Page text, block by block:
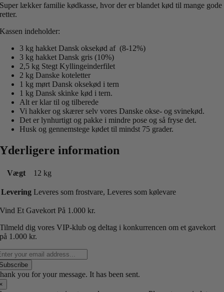
Super lækker familie kødkasse, hvor der er blandet kød til mange gode
retter.
Kassen indeholder:
3 kg hakket Dansk oksekød af (8-12%)
3 kg hakket Dansk gris (10%)
2,5 kg Stegt Kyllingeinderfilet
2 kg Danske koteletter
1 kg mørt Dansk oksekød i tern
1 kg Dansk skinke kød i tern.
Alt er klar til og tilberede
Vi hakker og skærer selv vores Danske okse- og svinekød.
Det er lynhurtigt og pakke i mindre pose og så fryse det.
Husk og gennemstege kødet til mindst 75 grader.
Yderligere information
Vægt 12 kg
Levering Leveres som frostvare, Leveres som kølevare
Vind Et Gavekort På 1.000 kr.
Tilmeld dig vores VIP-klub og deltag i konkurrencen om et gavekort
på 1.000 kr.
you for your message. It has been sent.